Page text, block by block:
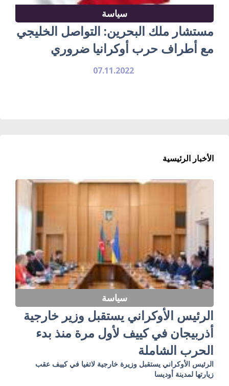
سياسة
مستشار ملك البحرين: التواصل الخليجي
مع أطراف حرب أوكرانيا ضروري
07.11.2022
الأخبار الرئيسية
سياسة
الرئيس الأوكراني يستقبل وزير خارجية
أذربيجان في كييف لأول مرة منذ بدء
الحرب الشاملة
الرئيس الأوكراني يستقبل وزيرة خارجية لاتفيا في كييف عقب
زيارتها لمدينة أوديسا